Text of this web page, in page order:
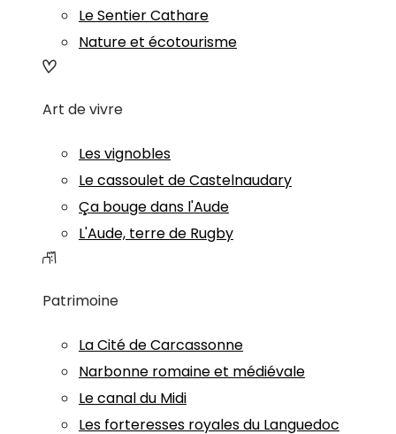
Le Sentier Cathare
Nature et écotourisme
Art de vivre
Les vignobles
Le cassoulet de Castelnaudary
Ça bouge dans l'Aude
L'Aude, terre de Rugby
Patrimoine
La Cité de Carcassonne
Narbonne romaine et médiévale
Le canal du Midi
Les forteresses royales du Languedoc